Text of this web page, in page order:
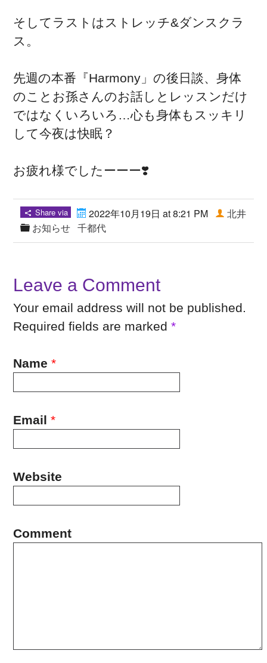
そしてラストはストレッチ&ダンスクラ
ス。
先週の本番『Harmony」の後日談、身体
のことお孫さんのお話しとレッスンだけ
ではなくいろいろ…心も身体もスッキリ
して今夜は快眠？
お疲れ様でしたーーー❣️
Share via
2022年10月19日 at 8:21 PM
お知らせ
北井
千都代
Leave a Comment
Your email address will not be published.
Required fields are marked*
Name *
Email *
Website
Comment